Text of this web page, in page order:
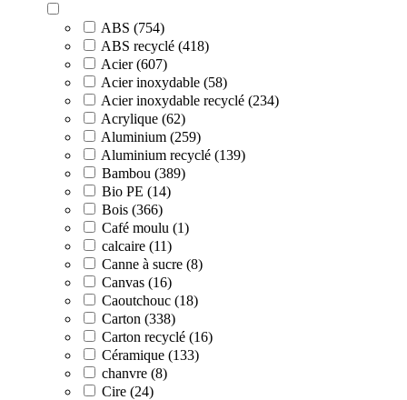
ABS (754)
ABS recyclé (418)
Acier (607)
Acier inoxydable (58)
Acier inoxydable recyclé (234)
Acrylique (62)
Aluminium (259)
Aluminium recyclé (139)
Bambou (389)
Bio PE (14)
Bois (366)
Café moulu (1)
calcaire (11)
Canne à sucre (8)
Canvas (16)
Caoutchouc (18)
Carton (338)
Carton recyclé (16)
Céramique (133)
chanvre (8)
Cire (24)